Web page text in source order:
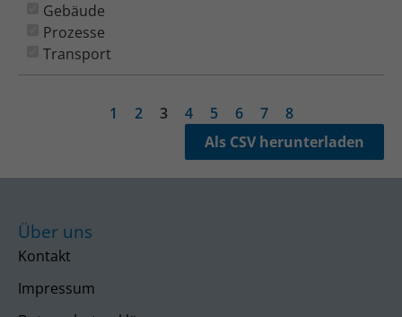
Gebäude
Prozesse
Transport
1 2 3 4 5 6 7
8
Als CSV herunterladen
Über uns
Kontakt
Impressum